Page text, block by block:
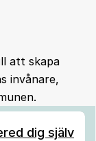
att skapa
invånare,
dig själv